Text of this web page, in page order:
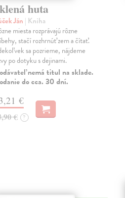
huta
Ján | Kniha
miesta rozprávajú rôzne
stačí rozhrnúť zem a čítať.
sa pozrieme, nájdeme
po dotyku s dejinami.
nemá titul na sklade.
do cca. 30 dní.
€
€ ?